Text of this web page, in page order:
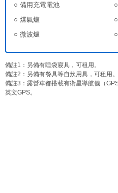
○ 備用充電電池
○ 煤氣爐
○ 微波爐
備註1：另備有睡袋寢具，可租用。
備註2：另備有餐具等自炊用具，可租用。
備註3：露營車都搭載有衛星導航儀（
英文GPS。